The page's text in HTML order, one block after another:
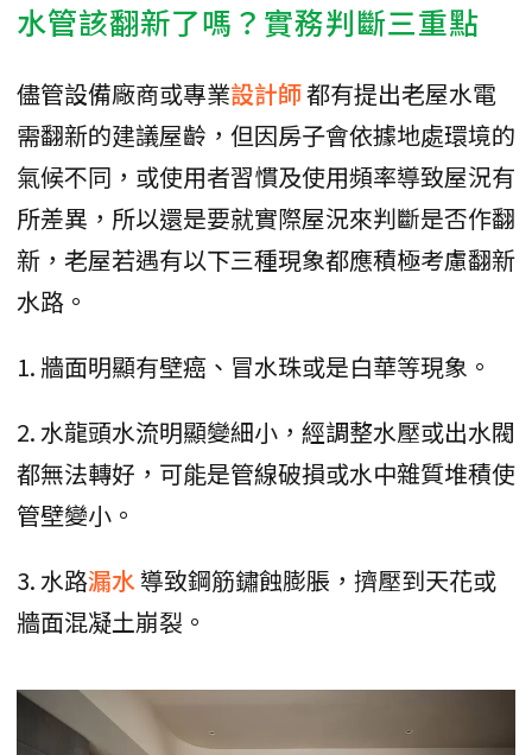
水管該翻新了嗎？實務判斷三重點
儘管設備廠商或專業設計師都有提出老屋水電
需翻新的建議屋齡，但因房子會依據地處環境的
氣候不同，或使用者習慣及使用頻率導致屋況有
所差異，所以還是要就實際屋況來判斷是否作翻
新，老屋若遇有以下三種現象都應積極考慮翻新
水路。
1. 牆面明顯有壁癌、冒水珠或是白華等現象。
2. 水龍頭水流明顯變細小，經調整水壓或出水閥
都無法轉好，可能是管線破損或水中雜質堆積使
管壁變小。
3. 水路漏水導致鋼筋鏽蝕膨脹，擠壓到天花或
牆面混凝土崩裂。